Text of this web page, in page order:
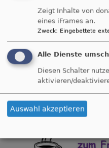
12.November 9.00
Bürgerzentrum
"Streu Glitzer
Zeigt Inhalte von
eines iFrames an.
Zweck: Eingebettete
Alle Dienste
Diesen Schalter
aktivieren/
Auswahl akzeptieren